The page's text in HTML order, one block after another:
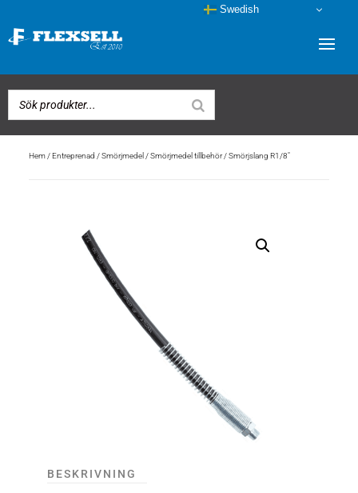
Hem/Entreprenad /Smörjmedel /Smörjmedel tillbehör/ Smörjslang R1/8″
BESKRIVNING
Swedish